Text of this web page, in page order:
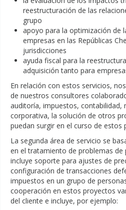
reestructuración de las
grupo
apoyo para la optimización de
empresas en las Repúblicas
jurisdicciones
ayuda fiscal para la
adquisición tanto para
En relación con estos servicios,
de nuestros consultores
auditoría, impuestos, contabilidad,
corporativa, la solución de otros
puedan surgir en el curso de estos
La segunda área de servicio se
en el tratamiento de problemas de
incluye soporte para ajustes de
configuración de transacciones
impuestos en un grupo de
cooperación en estos proyectos
del cliente e incluye, por ejemplo: